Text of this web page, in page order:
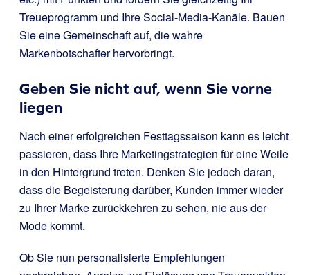
Treueprogramm und Ihre Social-Media-Kanäle. Bauen
Sie eine Gemeinschaft auf, die wahre
Markenbotschafter hervorbringt.
Geben Sie nicht auf, wenn Sie vorne
liegen
Nach einer erfolgreichen Festtagssaison kann es leicht
passieren, dass Ihre Marketingstrategien für eine Weile
in den Hintergrund treten. Denken Sie jedoch daran,
dass die Begeisterung darüber, Kunden immer wieder
zu Ihrer Marke zurückkehren zu sehen, nie aus der
Mode kommt.
Ob Sie nun personalisierte Empfehlungen